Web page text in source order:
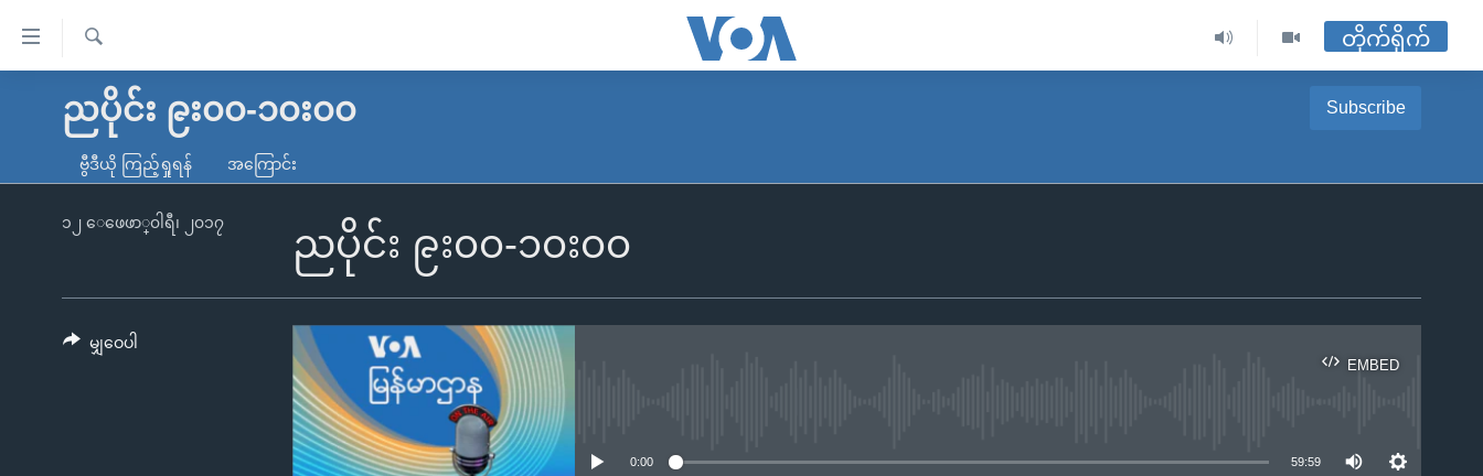
လွယ်ကူ
သည့်
မူလစာမျက်နှာ
ကမ္ဘာ့သတင်းများ
နိုင်ငံတကာ
တရုတ်
အစ္စရေး-ပါလက်စတိုင်း
ရပ်ဝန်းတခု လမ်းတခု အလွန်
အင်္ဂလိပ်စာလေ့လာမယ်
ရ
လာ
တိုက်ရိုက်
ညပိုင်း ၉း၀၀-၁၀း၀၀ Subscribe
Spotify
ဗွီဒီယို ကြည့်ရှုရန် အကြောင်း
ညပိုင်း ၉း၀၀-၁၀း၀၀
၁၂ ေဖေဖာ္၀ါရီ၊ ၂၀၁၇
EMBED
0:00 59:59
မျှဝေပါ